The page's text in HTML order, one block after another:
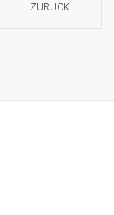
ZURÜCK